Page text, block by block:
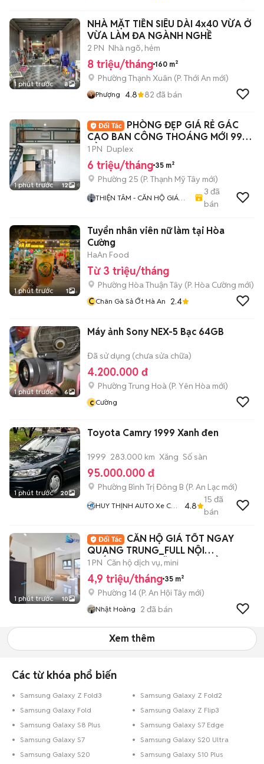
1 phút trước 8
NHÀ MẶT TIỀN SIÊU DÀI 4x40 VỪA Ở
VỪA LÀM ĐA NGÀNH NGHỀ
2 PN Nhà ngõ, hẻm
8 triệu/tháng 160 m²
Phường Thạnh Xuân (P. Thới An mới)
Phượng 4.8 82 đã bán
1 phút trước 12
PHÒNG ĐẸP GIÁ RẺ GÁC
CAO BAN CÔNG THOÁNG MỚI 99%
GẦN UEF, HIU, Q1
1 PN Duplex
6 triệu/tháng 35 m²
Phường 25 (P. Thạnh Mỹ Tây mới)
THIỆN TÂM - CĂN HỘ GIÁ
3 đã
bán
1 phút trước 1
Tuyển nhân viên nữ làm tại Hòa
Cường
HaAn Food
Từ 3 triệu/tháng
Phường Hòa Thuận Tây (P. Hòa Cường mới)
CChân Gà Sả Ớt Hà An 2.4
1 phút trước 6
Máy ảnh Sony NEX-5 Bạc 64GB
Đã sử dụng (chưa sửa chữa)
4.200.000 đ
Phường Trung Hoà (P. Yên Hòa mới)
c Cường
1 phút trước 20
Toyota Camry 1999 Xanh đen
1999 283.000 km Xăng Số sàn
95.000.000 đ
Phường Bình Trị Đông B (P. An Lạc mới)
HUY THỊNH AUTO Xe Cũ
4.8
15 đã
bán
1 phút trước 10
CĂN HỘ GIÁ TỐT NGAY
QUANG TRUNG_FULL NỘI
THẤT_NGAY NGÃ TƯ CHỢ CẦU
1 PN Căn hộ dịch vụ, mini
4,9 triệu/tháng 35 m²
Phường 14 (P. An Hội Tây mới)
Nhật Hoàng 2 đã bán
Xem thêm
Các từ khóa phổ biến
Samsung Galaxy Z Fold3
Samsung Galaxy Z Fold2
Samsung Galaxy Fold
Samsung Galaxy Z Flip3
Samsung Galaxy S8 Plus
Samsung Galaxy S7 Edge
Samsung Galaxy S7
Samsung Galaxy S20 Ultra
Samsung Galaxy S20
Samsung Galaxy S10 Plus